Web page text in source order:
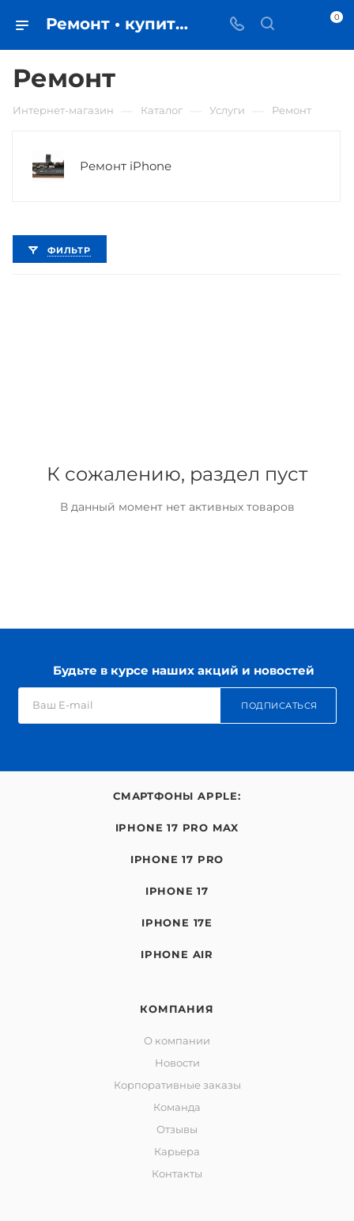
Ремонт • купить в Самаре по низкой цене - iЧехол 0
Ремонт
Интернет-магазин Каталог Услуги Ремонт
Ремонт iPhone
ФИЛЬТР
К сожалению, раздел пуст
В данный момент нет активных товаров
Будьте в курсе наших акций и новостей
ПОДПИСАТЬСЯ
СМАРТФОНЫ APPLE:
IPHONE 17 PRO MAX
IPHONE 17 PRO
IPHONE 17
IPHONE 17E
IPHONE AIR
КОМПАНИЯ
О компании
Новости
Корпоративные заказы
Команда
Отзывы
Карьера
Контакты